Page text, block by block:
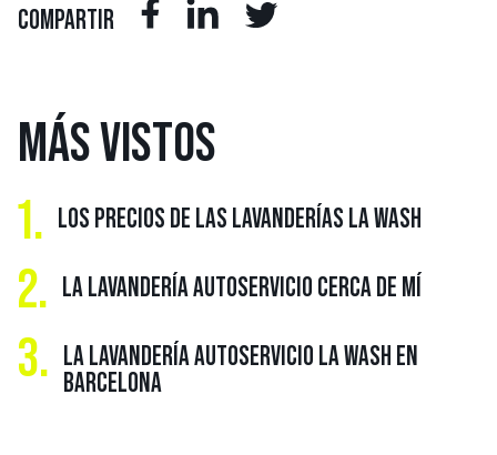
COMPARTIR
MÁSVISTOS
1.
LOS PRECIOS DE LAS LAVANDERÍAS LA WASH
2. LA LAVANDERÍA AUTOSERVICIO CERCA DE MÍ
3.
LA LAVANDERÍA AUTOSERVICIO LA WASH EN
BARCELONA